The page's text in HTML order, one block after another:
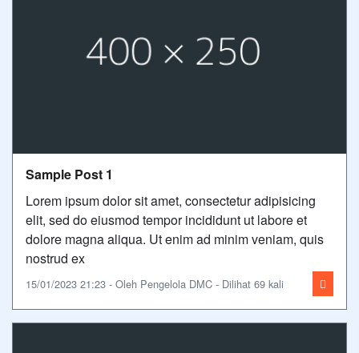
Sample Post 1
Lorem ipsum dolor sit amet, consectetur adipisicing
elit, sed do eiusmod tempor incididunt ut labore et
dolore magna aliqua. Ut enim ad minim veniam, quis
nostrud ex
15/01/2023 21:23 - Oleh Pengelola DMC - Dilihat 69 kali